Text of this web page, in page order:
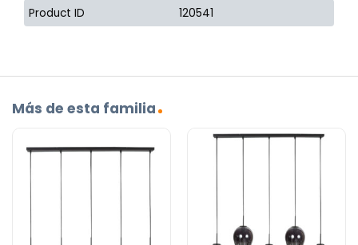
Product ID
120541
Más de esta familia